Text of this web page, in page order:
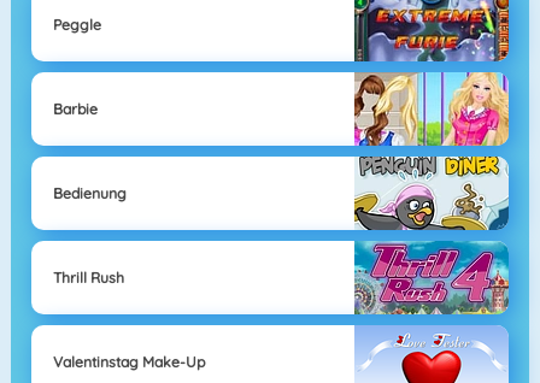
Peggle
Barbie
Bedienung
Thrill Rush
Valentinstag Make-Up